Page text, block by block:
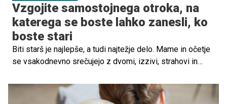
Vzgojite samostojnega otroka, na
katerega se boste lahko zanesli, ko
boste stari
Biti starš je najlepše, a tudi najtežje delo. Mame in očetje
se vsakodnevno srečujejo z dvomi, izzivi, strahovi in
olajšali delo, so vzgojitelji zbrali 13 pravil, ki sestavljajo
sveti gral vzgoje. To naj bi bilo po njihovem vse, kar